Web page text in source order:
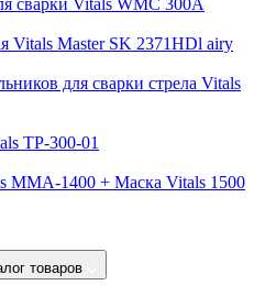
сварки Vitals WMC 300A
Vitals Master SK 2371HDl airy
для сварки стрела Vitals
TP-300-01
MMA-1400 + Маска Vitals 1500
товаров